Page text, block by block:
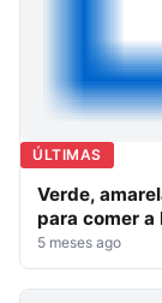
ÚLTIMAS
Verde,
para comer a
5 meses ago